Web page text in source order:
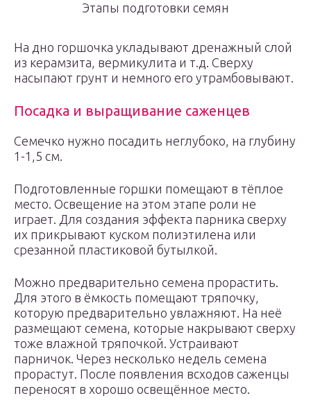
Этапы подготовки семян
На дно горшочка укладывают дренажный слой
из керамзита, вермикулита и т.д. Сверху
насыпают грунт и немного его утрамбовывают.
Посадка и выращивание саженцев
Семечко нужно посадить неглубоко, на глубину
1-1,5 см.
Подготовленные горшки помещают в тёплое
место. Освещение на этом этапе роли не
играет. Для создания эффекта парника сверху
их прикрывают куском полиэтилена или
срезанной пластиковой бутылкой.
Можно предварительно семена прорастить.
Для этого в ёмкость помещают тряпочку,
которую предварительно увлажняют. На неё
размещают семена, которые накрывают сверху
тоже влажной тряпочкой. Устраивают
парничок. Через несколько недель семена
прорастут. После появления всходов саженцы
переносят в хорошо освещённое место.